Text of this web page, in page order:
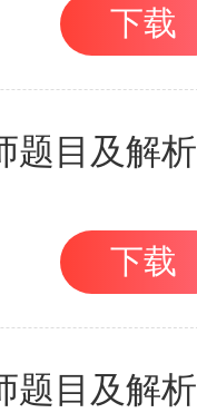
下载
题目及解析
下载
题目及解析